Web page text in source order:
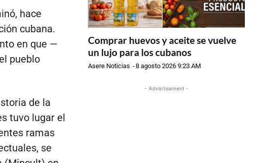
hace
cubana.
en que —
pueblo
de la
tuvo lugar el
ramas
se
Comprar huevos y aceite se vuelve
un lujo para los cubanos
Asere Noticias -8 agosto 2026 9:23 AM
- Advertisement -